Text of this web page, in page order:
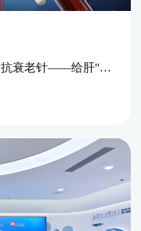
年后肝"负重"？百年春护肝美颜能量抗衰老针——给肝"松绑"，让脸发光！